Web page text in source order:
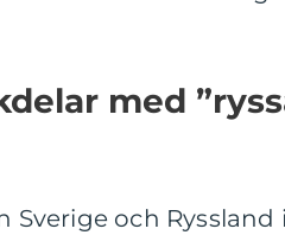
med
och Ryssland